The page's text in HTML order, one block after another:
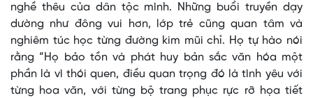
nghề thêu của dân tộc mình. Những buổi truyền dạy
dường như đông vui hơn, lớp trẻ cũng quan tâm và
nghiêm túc học từng đường kim mũi chỉ. Họ tự hào nói
rằng “Họ bảo tồn và phát huy bản sắc văn hóa một
phần là vì thói quen, điều quan trọng đó là tình yêu với
từng hoa văn, với từng bộ trang phục rực rỡ họa tiết